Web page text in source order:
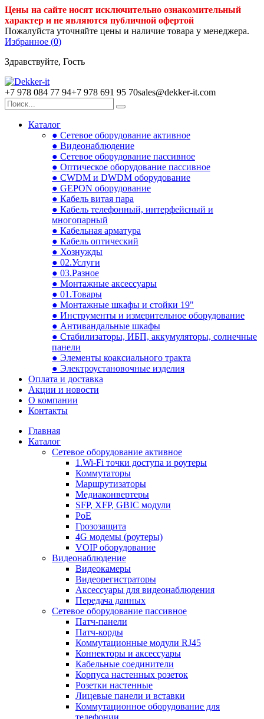
Цены на сайте носят исключительно ознакомительный
характер и не являются публичной офертой
Пожалуйста уточняйте цены и наличие товара у менеджера.
Избранное (0)
Здравствуйте, Гость
+7 978 084 77 94+7 978 691 95 70sales@dekker-it.com
Каталог
● Сетевое оборудование активное
● Видеонаблюдение
● Сетевое оборудование пассивное
● Оптическое оборудование пассивное
● CWDM и DWDM оборудование
● GEPON оборудование
● Кабель витая пара
● Кабель телефонный, интерфейсный и
многопарный
● Кабельная арматура
● Кабель оптический
● Хознужды
● 02.Услуги
● 03.Разное
● Монтажные аксессуары
● 01.Товары
● Монтажные шкафы и стойки 19"
● Инструменты и измерительное оборудование
● Антивандальные шкафы
● Стабилизаторы, ИБП, аккумуляторы, солнечные
панели
● Элементы коаксиального тракта
● Электроустановочные изделия
Оплата и доставка
Акции и новости
О компании
Контакты
Главная
Каталог
Сетевое оборудование активное
1.Wi-Fi точки доступа и роутеры
Коммутаторы
Маршрутизаторы
Медиаконвертеры
SFP, XFP, GBIC модули
PoE
Грозозащита
4G модемы (роутеры)
VOIP оборудование
Видеонаблюдение
Видеокамеры
Видеорегистраторы
Аксессуары для видеонаблюдения
Передача данных
Сетевое оборудование пассивное
Патч-панели
Патч-корды
Коммутационные модули RJ45
Коннекторы и аксессуары
Кабельные соединители
Корпуса настенных розеток
Розетки настенные
Лицевые панели и вставки
Коммутационное оборудование для
телефонии